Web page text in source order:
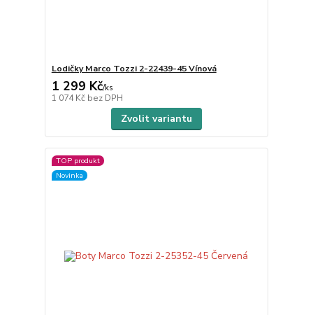
Lodičky Marco Tozzi 2-22439-45 Vínová
1 299 Kč/ks
1 074 Kč bez DPH
Zvolit variantu
TOP produkt
Novinka